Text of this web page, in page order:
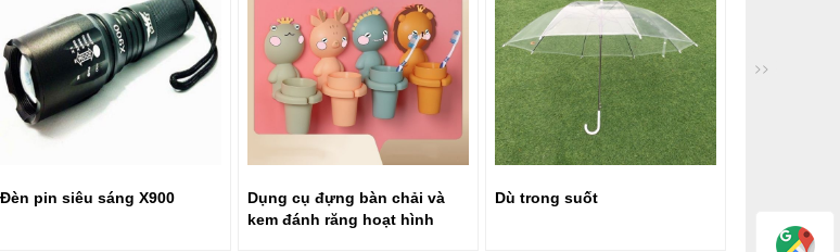
nắm, di chuyển và nhấc đi dễ dàng.
Đèn pin siêu sáng X900
Dụng cụ đựng bàn chải và
kem đánh răng hoạt hình
Dù trong suốt
>>